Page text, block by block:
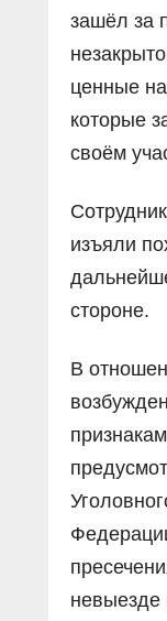
зашёл за
ценные
которые
своём
изъяли
стороне.
В